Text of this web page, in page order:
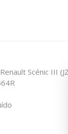
Scénic III